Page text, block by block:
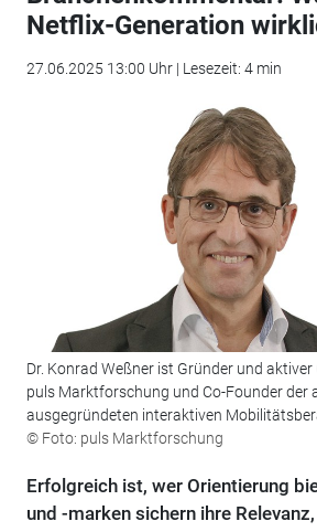
Netflix-Generation
27.06.2025 13:00 Uhr | Lesezeit: 4 min
Dr. Konrad Weßner ist Gründer und
puls Marktforschung und Co-Founder der
ausgegründeten interaktiven
© Foto: puls Marktforschung
Erfolgreich ist, wer Orientierung
und -marken sichern ihre